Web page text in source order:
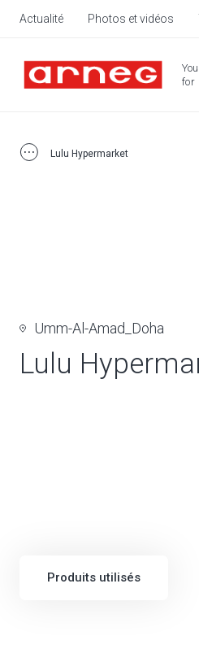
Actualité Photos et vidéos
for
Lulu Hypermarket
Umm-Al-Amad_Doha
Lulu
Produits utilisés